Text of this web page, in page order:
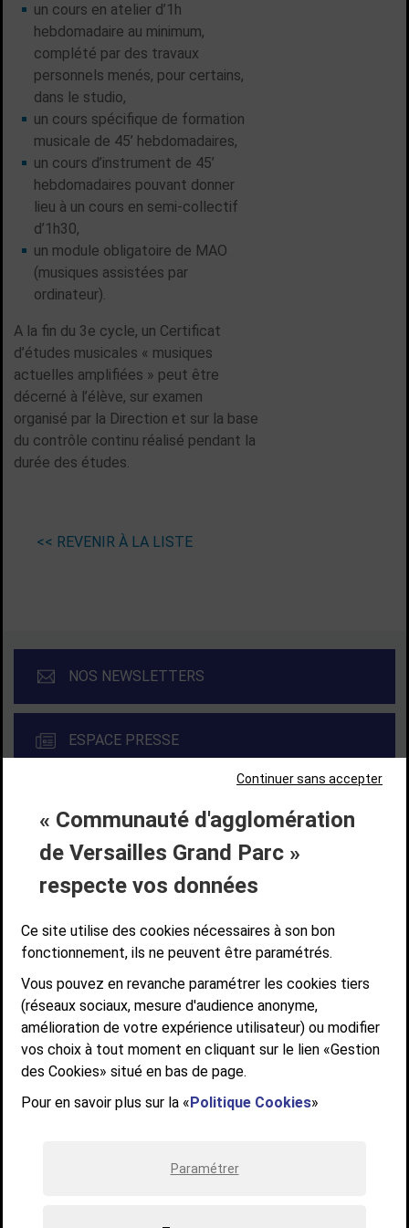
Continuer sans accepter
« Communauté d'agglomération
de Versailles Grand Parc »
respecte vos données
Ce site utilise des cookies nécessaires à son bon
fonctionnement, ils ne peuvent être paramétrés.
Vous pouvez en revanche paramétrer les cookies tiers
(réseaux sociaux, mesure d'audience anonyme,
amélioration de votre expérience utilisateur) ou modifier
vos choix à tout moment en cliquant sur le lien «Gestion
des Cookies» situé en bas de page.
Pour en savoir plus sur la «Politique Cookies»
Paramétrer
un cours en atelier d’1h
hebdomadaire au minimum,
complété par des travaux
personnels menés, pour certains,
dans le studio,
un cours spécifique de formation
musicale de 45’ hebdomadaires,
un cours d’instrument de 45’
hebdomadaires pouvant donner
lieu à un cours en semi-collectif
d’1h30,
un module obligatoire de MAO
(musiques assistées par
ordinateur).
A la fin du 3e cycle, un Certificat
d’études musicales « musiques
actuelles amplifiées » peut être
décerné à l’élève, sur examen
organisé par la Direction et sur la base
du contrôle continu réalisé pendant la
durée des études.
<< REVENIR À LA LISTE
NOS NEWSLETTERS
ESPACE PRESSE
Liens bas de page
CONTACT MENTIONS LÉGALES
PLAN DE SITE
ACCESSIBILITÉ NUMÉRIQUE
GESTION DES COOKIES
Suivez-nous
SUIVEZ-NOUS SUR
Communauté d'agglomération de Versailles
Grand Parc
6, AVENUE DE PARIS - CS 10922 - 78009 VERSAILLES CEDEX
STANDARD : 01 39 66 30 00 - OUVERT DU LUNDI AU VENDREDI DE 9H À